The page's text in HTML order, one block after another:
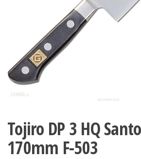
Tojiro DP 3 HQ
170mm F-503